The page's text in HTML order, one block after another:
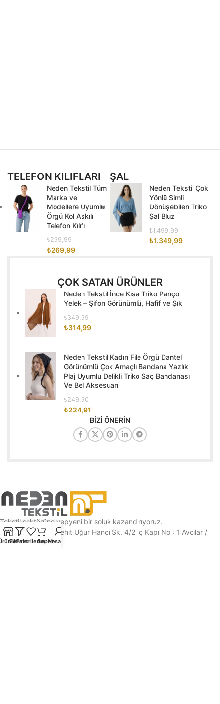
TELEFON KILIFLARI
Neden Tekstil Tüm
Marka ve
Modellere Uyumlu
Örgü Kol Askılı
Telefon Kılıfı
₺299,99
₺269,99
ŞAL
Neden Tekstil Çok
Yönlü Simli
Dönüşebilen Triko
Şal Bluz
₺1.499,99
₺1.349,99
ÇOK SATAN ÜRÜNLER
Neden Tekstil İnce Kısa Triko Panço
Yelek – Şifon Görünümlü, Hafif ve Şık
₺349,99
₺314,99
Neden Tekstil Kadın File Örgü Dantel
Görünümlü Çok Amaçlı Bandana Yazlık
Plaj Uyumlu Delikli Triko Saç Bandanası
Ve Bel Aksesuarı
₺249,90
₺224,91
BİZİ ÖNERİN
Tekstil sektörüne yepyeni bir soluk kazandırıyoruz.
Cihangir Mah. Şehit Uğur Hancı Sk. 4/2 İç Kapı No : 1 Avcılar /
İSTANBUL
Filtreler
FavorilerimSepetHesabım